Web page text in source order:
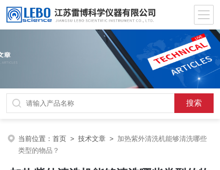
当前位置：首页 >技术文章 > 加热紫外清洗机能够清洗哪些
类型的物品？